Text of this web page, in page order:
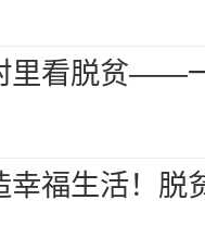
里看脱贫——
福生活！脱